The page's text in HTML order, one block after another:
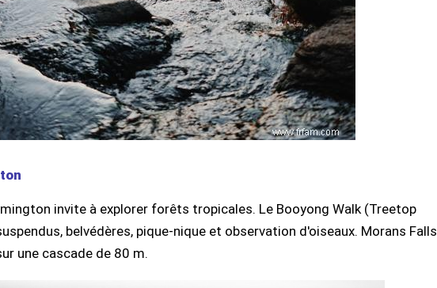
invite à explorer forêts tropicales. Le Booyong Walk (Treetop
belvédères, pique-nique et observation d'oiseaux. Morans Falls
une cascade de 80 m.